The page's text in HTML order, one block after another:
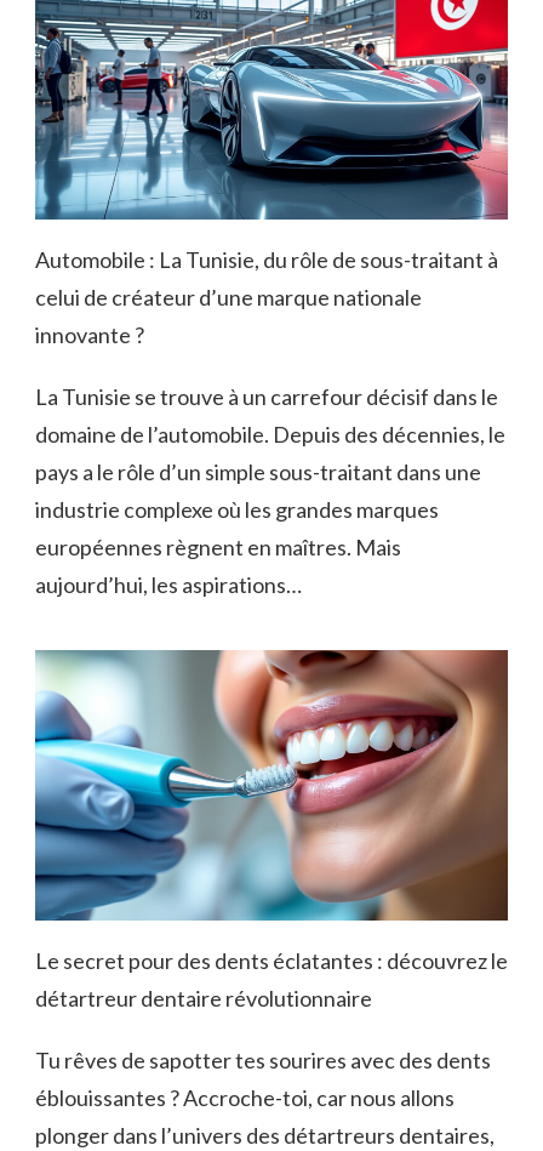
Automobile : La Tunisie, du rôle de sous-traitant à
celui de créateur d’une marque nationale
innovante ?
La Tunisie se trouve à un carrefour décisif dans le
domaine de l’automobile. Depuis des décennies, le
pays a le rôle d’un simple sous-traitant dans une
industrie complexe où les grandes marques
européennes règnent en maîtres. Mais
aujourd’hui, les aspirations…
Le secret pour des dents éclatantes : découvrez le
détartreur dentaire révolutionnaire
Tu rêves de sapotter tes sourires avec des dents
éblouissantes ? Accroche-toi, car nous allons
plonger dans l’univers des détartreurs dentaires,